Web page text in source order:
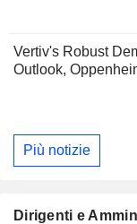
Vertiv's Robust
Outlook,
Più notizie
Dirigenti e